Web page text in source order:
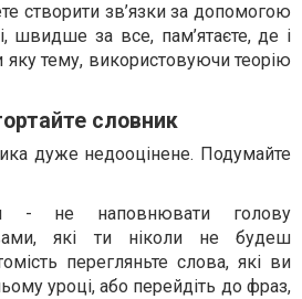
створити зв’язки за допомогою
швидше за все, пам’ятаєте, де і
яку тему, використовуючи теорію
словник
дуже недооцінене. Подумайте
- не наповнювати голову
які ти ніколи не будеш
перегляньте слова, які ви
уроці, або перейдіть до фраз,